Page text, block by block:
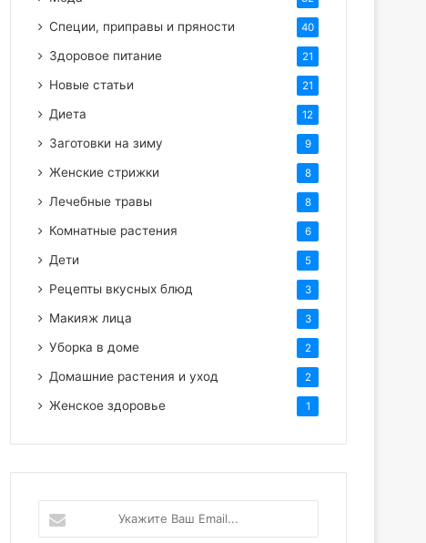
Специи, приправы и пряности 40
Здоровое питание 21
Новые статьи 21
Диета 12
Заготовки на зиму 9
Женские стрижки 8
Лечебные травы 8
Комнатные растения 6
Дети 5
Рецепты вкусных блюд 3
Макияж лица 3
Уборка в доме 2
Домашние растения и уход 2
Женское здоровье 1
Ваш